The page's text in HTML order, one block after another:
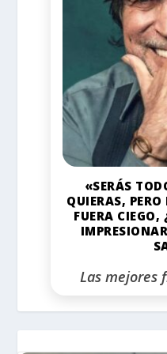
«SERÁS
QUIERAS,
FUERA
Las mejores